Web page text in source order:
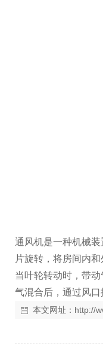
通风机是一种机械
片旋转，将房间内
当叶轮转动时，带
气混合后，通过风
本文网址： http://